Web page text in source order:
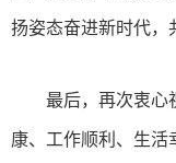
扬姿态奋进新时代，
最后，再次衷心
康、工作顺利、生活